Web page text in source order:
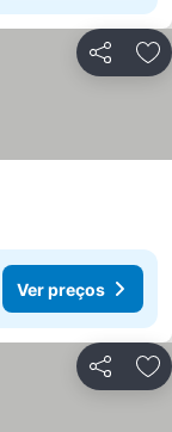
Partilhar
Ver preços
Partilhar